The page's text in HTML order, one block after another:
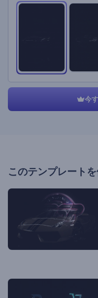
今
このテンプレート